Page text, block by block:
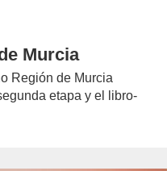
Murcia
Región de Murcia
etapa y el libro-